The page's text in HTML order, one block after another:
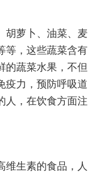
胡萝卜、油菜、麦
等，这些蔬菜含有
的蔬菜水果，不但
疫力，预防呼吸道
人，在饮食方面注
维生素的食品，人